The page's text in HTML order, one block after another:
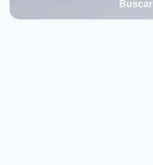
Buscar